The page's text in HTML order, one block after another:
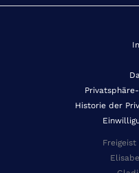
Historie der